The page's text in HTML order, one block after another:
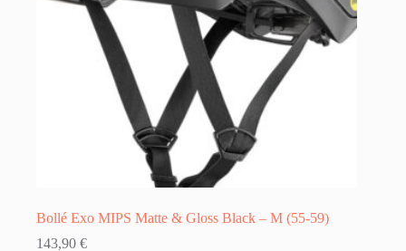
Bollé Exo MIPS Matte & Gloss Black – M (55-59)
143,90 €